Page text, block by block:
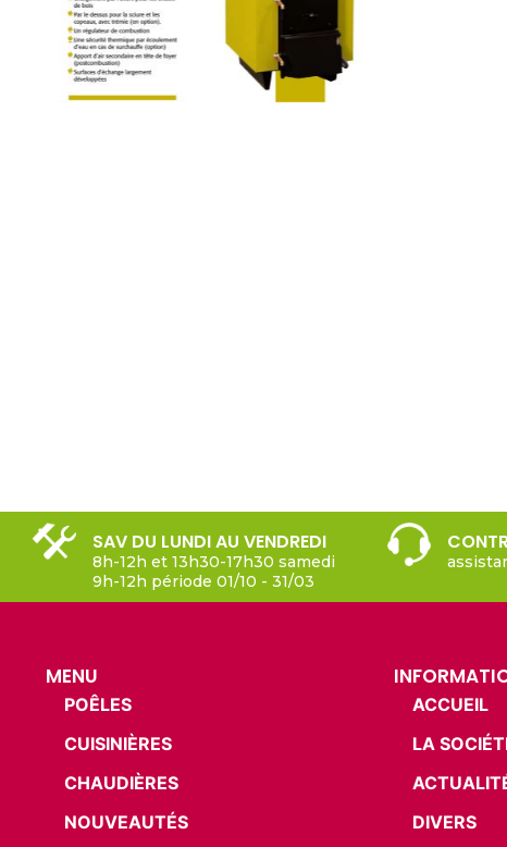
SAV DU LUNDI AU VENDREDI
8h-12h et 13h30-17h30 samedi
9h-12h période 01/10 - 31/03
MENU
POÊLES
CUISINIÈRES
CHAUDIÈRES
NOUVEAUTÉS
ACCUEIL
LA
DIVERS